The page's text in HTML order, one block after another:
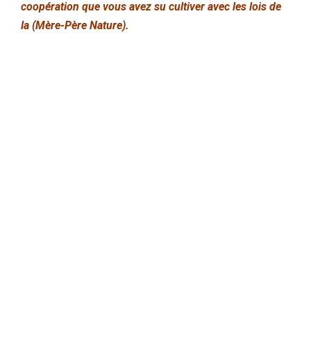
coopération que vous avez su cultiver avec les lois de
la (Mère-Père Nature).